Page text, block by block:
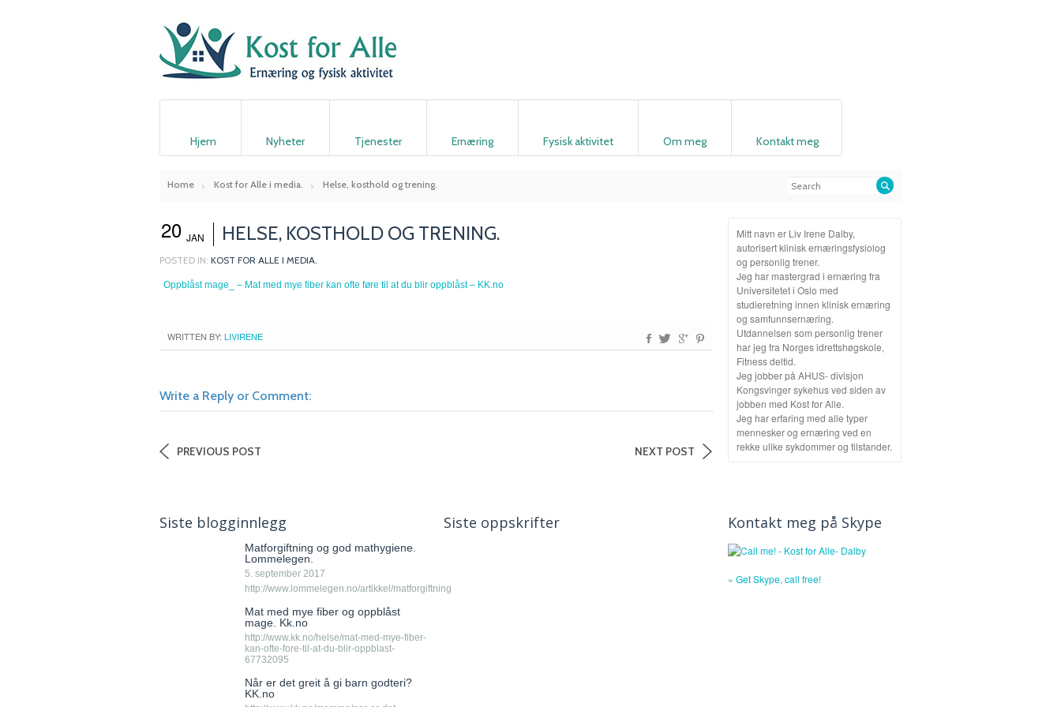
Hjem Nyheter Tjenester Ernæring Fysisk aktivitet Om meg Kontakt meg
Home Kost for Alle i media. Helse, kosthold og trening.
20 JAN HELSE, KOSTHOLD OG TRENING.
POSTED IN: KOST FOR ALLE I MEDIA.
Oppblåst mage_ – Mat med mye fiber kan ofte føre til at du blir oppblåst – KK.no
WRITTEN BY: LIVIRENE
Write a Reply or Comment:
PREVIOUS POST NEXT POST
Mitt navn er Liv Irene Dalby,
autorisert klinisk ernæringsfysiolog
og personlig trener.
Jeg har mastergrad i ernæring fra
Universitetet i Oslo med
studieretning innen klinisk ernæring
og samfunnsernæring.
Utdannelsen som personlig trener
har jeg fra Norges idrettshøgskole,
Fitness deltid.
Jeg jobber på AHUS- divisjon
Kongsvinger sykehus ved siden av
jobben med Kost for Alle.
Jeg har erfaring med alle typer
mennesker og ernæring ved en
rekke ulike sykdommer og tilstander.
Siste blogginnlegg
Matforgiftning og god mathygiene.
Lommelegen.
5. september 2017
http://www.lommelegen.no/artikkel/matforgiftning
Mat med mye fiber og oppblåst
mage. Kk.no
http://www.kk.no/helse/mat-med-mye-fiber-
kan-ofte-fore-til-at-du-blir-oppblast-
67732095
Når er det greit å gi barn godteri?
KK.no
Siste oppskrifter Kontakt meg på Skype
» Get Skype, call free!